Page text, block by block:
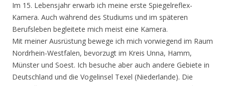
Im 15. Lebensjahr erwarb ich meine erste Spiegelreflex-
Kamera. Auch während des Studiums und im späteren
Berufsleben begleitete mich meist eine Kamera.
Mit meiner Ausrüstung bewege ich mich vorwiegend im Raum
Nordrhein-Westfalen, bevorzugt im Kreis Unna, Hamm,
Münster und Soest. Ich besuche aber auch andere Gebiete in
Deutschland und die Vogelinsel Texel (Niederlande). Die